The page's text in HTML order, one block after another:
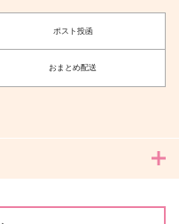
ポスト投函
おまとめ配送